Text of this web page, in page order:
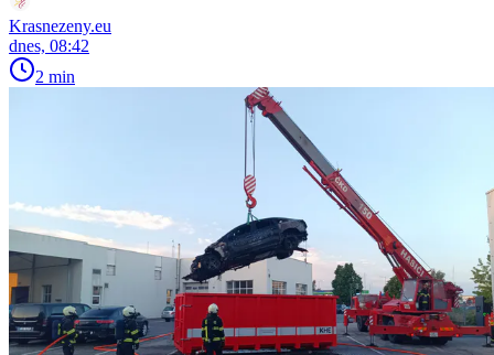
Krasnezeny.eu
dnes, 08:42
2 min